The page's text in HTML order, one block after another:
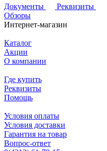
Документы
Реквизиты
Обзоры
Интернет-магазин
Каталог
Акции
О компании
Где купить
Реквизиты
Помощь
Условия оплаты
Условия доставки
Гарантия на товар
Вопрос-ответ